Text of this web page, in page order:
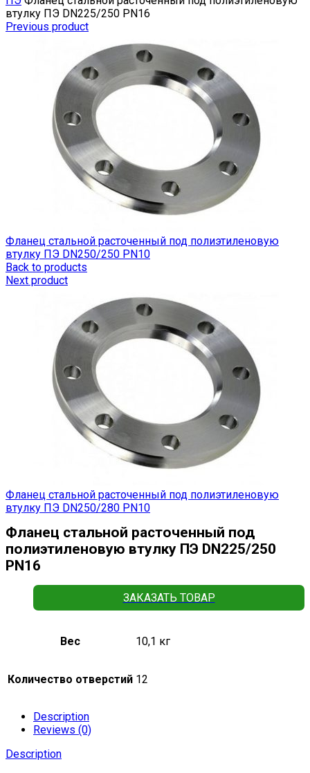
втулку ПЭ DN225/250 PN16
Previous product
Фланец стальной расточенный под полиэтиленовую
втулку ПЭ DN250/250 PN10
Back to products
Next product
Фланец стальной расточенный под полиэтиленовую
втулку ПЭ DN250/280 PN10
Фланец стальной расточенный под
полиэтиленовую втулку ПЭ DN225/250
PN16
ЗАКАЗАТЬ ТОВАР
Вес 10,1 кг
Количество отверстий 12
Description
Reviews (0)
Description